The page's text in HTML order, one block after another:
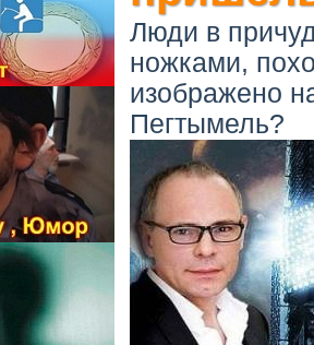
Люди в
ножками,
изображено
Пегтымель?